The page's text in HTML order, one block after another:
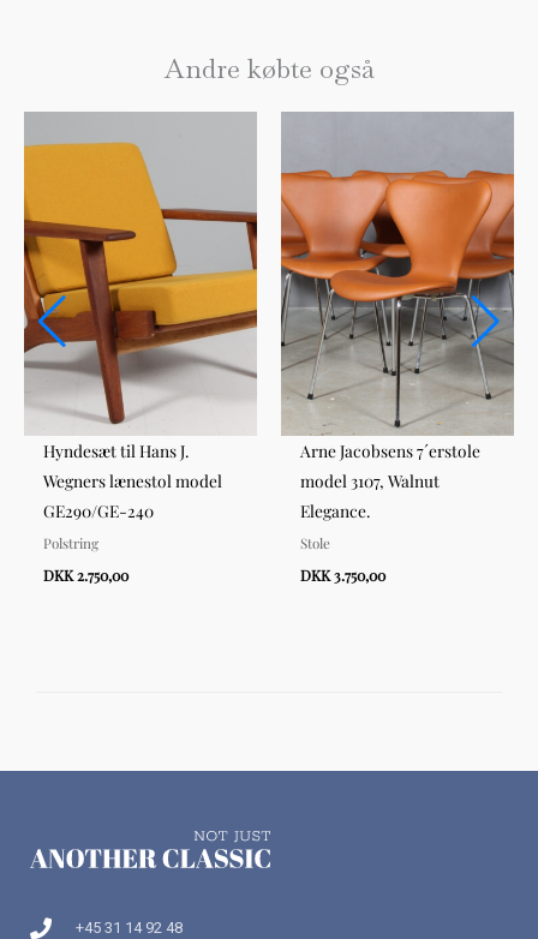
Andre købte også
Hyndesæt til Hans J.
Wegners lænestol model
GE290/GE-240
Polstring
DKK 2.750,00
Arne Jacobsens 7´erstole
model 3107, Walnut
Elegance.
Stole
DKK 3.750,00
+45 31 14 92 48